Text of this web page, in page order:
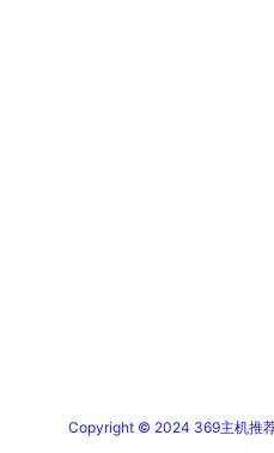
Copyright © 2024 369主机推